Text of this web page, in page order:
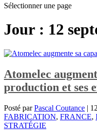
Sélectionner une page
Jour : 12
Atomelec
production et ses
Posté parPascal Coutance |
FABRICATION, FRANCE,
STRATÉGIE